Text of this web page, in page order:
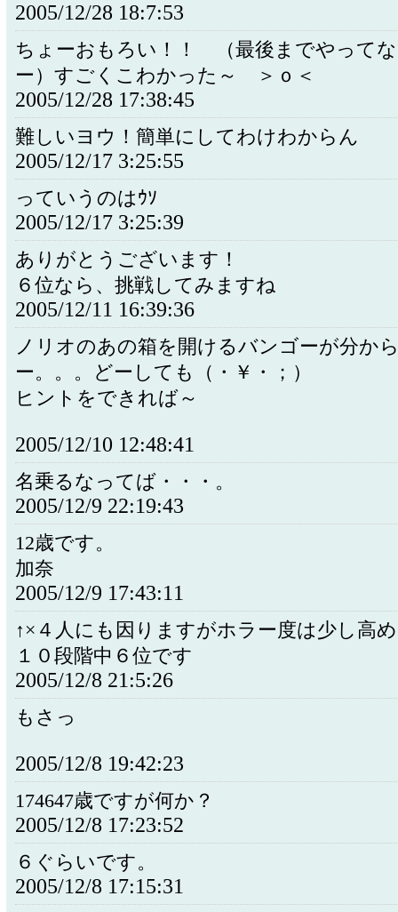
2005/12/28 18:7:53
ちょーおもろい！！ （最後までやって
ー）すごくこわかった～ ＞ｏ＜
2005/12/28 17:38:45
難しいヨウ！簡単にしてわけわからん
2005/12/17 3:25:55
っていうのはｳｿ
2005/12/17 3:25:39
ありがとうございます！
６位なら、挑戦してみますね
2005/12/11 16:39:36
ノリオのあの箱を開けるバンゴーが分か
ー。。。どーしても（・￥・；）
ヒントをできれば～
2005/12/10 12:48:41
名乗るなってば・・・。
2005/12/9 22:19:43
12歳です。
加奈
2005/12/9 17:43:11
↑×４人にも因りますがホラー度は少し高
１０段階中６位です
2005/12/8 21:5:26
もさっ
2005/12/8 19:42:23
174647歳ですが何か？
2005/12/8 17:23:52
６ぐらいです。
2005/12/8 17:15:31